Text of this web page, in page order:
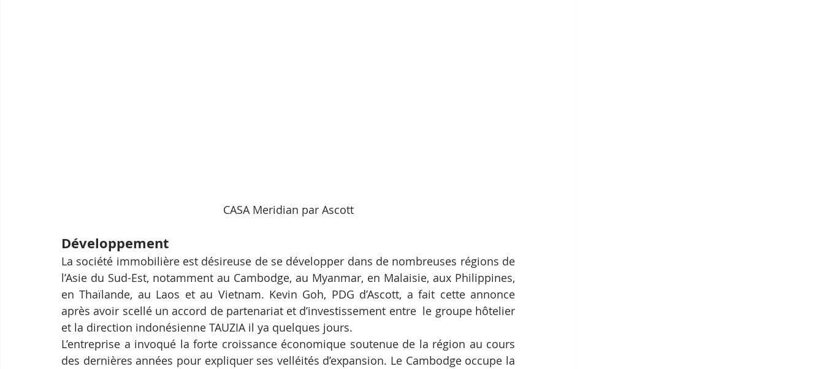
CASA Meridian par Ascott
Développement
La société immobilière est désireuse de se développer dans de nombreuses régions de
l’Asie du Sud-Est, notamment au Cambodge, au Myanmar, en Malaisie, aux Philippines,
en Thaïlande, au Laos et au Vietnam. Kevin Goh, PDG d’Ascott, a fait cette annonce
après avoir scellé un accord de partenariat et d’investissement entre  le groupe hôtelier
et la direction indonésienne TAUZIA il ya quelques jours.
L’entreprise a invoqué la forte croissance économique soutenue de la région au cours
des dernières années pour expliquer ses velléités d’expansion. Le Cambodge occupe la